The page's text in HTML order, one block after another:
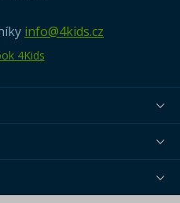
info@4kids.cz
4Kids